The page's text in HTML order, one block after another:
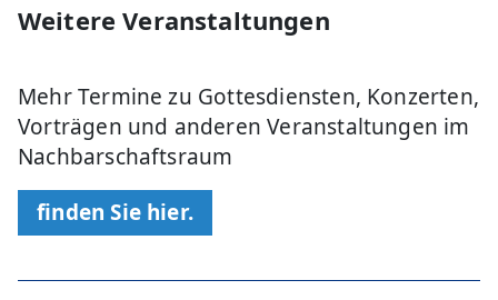
Weitere Veranstaltungen
Mehr Termine zu Gottesdiensten, Konzerten,
Vorträgen und anderen Veranstaltungen im
Nachbarschaftsraum
finden Sie hier.